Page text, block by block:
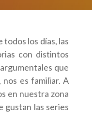
todos los días, las
con distintos
que
es familiar. A
en nuestra zona
gustan las series